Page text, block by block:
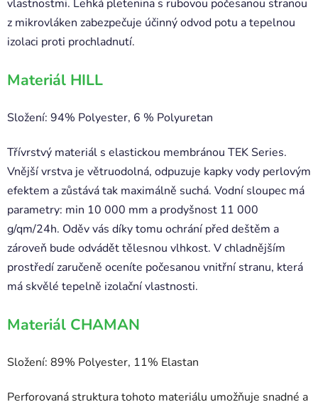
vlastnostmi. Lehká pletenina s rubovou počesanou stranou
z mikrovláken zabezpečuje účinný odvod potu a tepelnou
izolaci proti prochladnutí.
Materiál HILL
Složení: 94% Polyester, 6 % Polyuretan
Třívrstvý materiál s elastickou membránou TEK Series.
Vnější vrstva je větruodolná, odpuzuje kapky vody perlovým
efektem a zůstává tak maximálně suchá. Vodní sloupec má
parametry: min 10 000 mm a prodyšnost 11 000
g/qm/24h. Oděv vás díky tomu ochrání před deštěm a
zároveň bude odvádět tělesnou vlhkost. V chladnějším
prostředí zaručeně oceníte počesanou vnitřní stranu, která
má skvělé tepelně izolační vlastnosti.
Materiál CHAMAN
Složení: 89% Polyester, 11% Elastan
Perforovaná struktura tohoto materiálu umožňuje snadné a